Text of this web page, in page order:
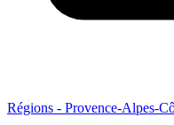
Régions - Provence-Alpes-